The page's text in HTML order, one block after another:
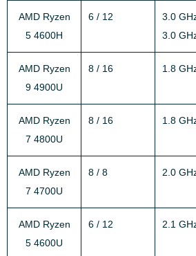
AMD Ryzen
5 4600H
6 / 12
3.0
3.0
AMD Ryzen
9 4900U
8 / 16 1.8
AMD Ryzen
7 4800U
8 / 16 1.8
AMD Ryzen
7 4700U
8 / 8 2.0
AMD Ryzen
5 4600U
6 / 12 2.1